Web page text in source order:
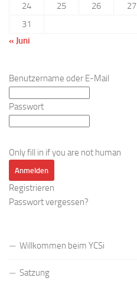
24
25 26 27
31
« Juni
Benutzername oder E-Mail
Passwort
Only fill in if you are not human
Registrieren
Passwort vergessen?
Willkommen beim YCSi
Satzung